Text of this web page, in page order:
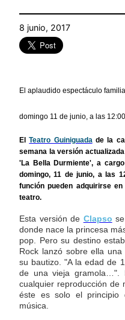
8 junio, 2017
El aplaudido espectáculo
domingo 11 de junio, a las
El Teatro Guiniguada de la
semana la versión
'La Bella Durmiente', a
domingo, 11 de junio, a las
función pueden adquirirse en
teatro.
Esta versión de Clapso
donde nace la princesa
pop. Pero su destino
Rock lanzó sobre ella
su bautizo. "A la edad de
de una vieja gramola…".
cualquier reproducción de
éste es solo el principio
música.